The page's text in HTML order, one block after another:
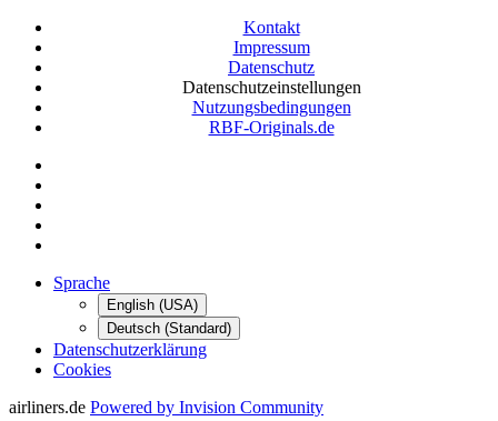
Kontakt
Impressum
Datenschutz
Datenschutzeinstellungen
Nutzungsbedingungen
RBF-Originals.de
Sprache
English (USA)
Deutsch (Standard)
Datenschutzerklärung
Cookies
airliners.de Powered by Invision Community